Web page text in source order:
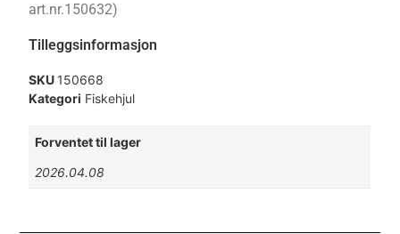
art.nr.150632)
Tilleggsinformasjon
SKU 150668
Kategori Fiskehjul
Forventet til lager
2026.04.08